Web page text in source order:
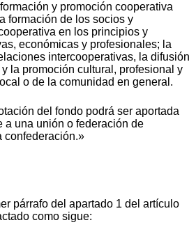
y promoción cooperativa
formación de los socios y
en los principios y
económicas y profesionales; la
intercooperativas, la difusión
la promoción cultural, profesional y
o de la comunidad en general.
del fondo podrá ser aportada
a una unión o federación de
confederación.»
párrafo del apartado 1 del artículo
como sigue: